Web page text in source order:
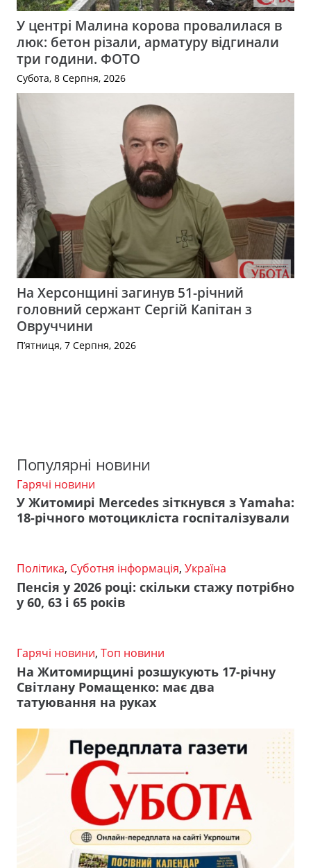
У центрі Малина корова провалилася в
люк: бетон різали, арматуру відгинали
три години. ФОТО
Субота, 8 Серпня, 2026
На Херсонщині загинув 51-річний
головний сержант Сергій Капітан з
Овруччини
П’ятниця, 7 Серпня, 2026
Популярні новини
Гарячі новини
У Житомирі Mercedes зіткнувся з Yamaha:
18-річного мотоцикліста госпіталізували
Політика, Суботня інформація, Україна
Пенсія у 2026 році: скільки стажу потрібно
у 60, 63 і 65 років
Гарячі новини, Топ новини
На Житомирщині розшукують 17-річну
Світлану Ромащенко: має два
татуювання на руках